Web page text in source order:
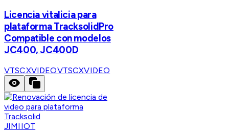
Licencia vitalicia para
plataforma TracksolidPro
Compatible con modelos
JC400, JC400D
VTSCXVIDEOVTSCXVIDEO
JIMIIOT